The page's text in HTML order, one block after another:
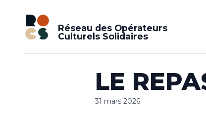
Réseau des Opérateurs
Culturels Solidaires
LE
31 mars 2026